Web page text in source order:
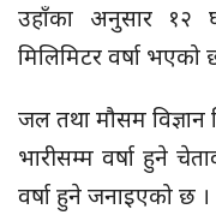
उहाँका अनुसार १२
मिलिमिटर वर्षा भएको
जल तथा मौसम
भारीसम्म वर्षा हुने
वर्षा हुने जनाइएको छ ।